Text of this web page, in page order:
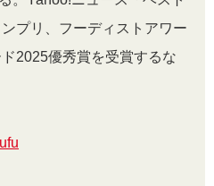
プリ、フーディストアワー
2025優秀賞を受賞するな